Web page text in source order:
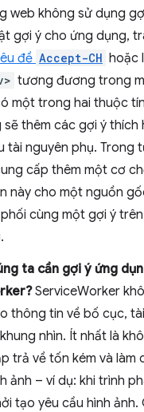
web không sử dụng
gợi ý cho ứng dụng,
đề Accept-CH hoặc
tương đương trong
một trong hai thuộc
thêm các gợi ý thích
tài nguyên phụ. Trong
cấp thêm một cơ
này cho một nguồn
cùng một gợi ý
ta cần gợi ý ứng
ServiceWorker
thông tin về bố cục,
nhìn. Ít nhất là
trả về tốn kém và làm
ảnh – ví dụ: khi trình
tạo yêu cầu hình ảnh.